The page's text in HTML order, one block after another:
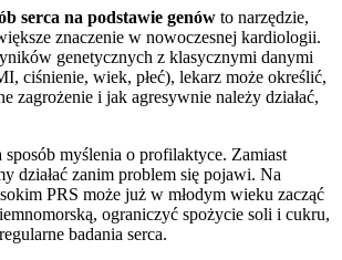
serca na podstawie genów to narzędzie,
znaczenie w nowoczesnej kardiologii.
genetycznych z klasycznymi danymi
ciśnienie, wiek, płeć), lekarz może określić,
zagrożenie i jak agresywnie należy działać,
sposób myślenia o profilaktyce. Zamiast
działać zanim problem się pojawi. Na
PRS może już w młodym wieku zacząć
ograniczyć spożycie soli i cukru,
badania serca.